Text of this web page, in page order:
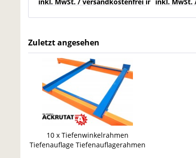
Zuletzt angesehen
10 x Tiefenwinkelrahmen
Tiefenauflage Tiefenauflagerahmen